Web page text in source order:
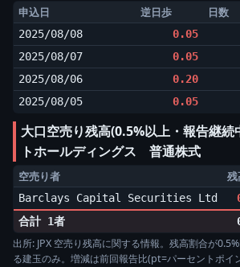
申込日 逆日歩 日数
2025/08/08 0.05
2025/08/07
0.05
2025/08/06
0.20
2025/08/05
0.05
大口空売り残高(0.5%以上・報告継
トホールディングス 普通株式
空売り者 残
Barclays Capital Securities Ltd
合計 1者
出所: JPX 空売り残高に関する情報。残高割合が
る建玉のみ。増減は前回報告比(pt=パーセントポイ